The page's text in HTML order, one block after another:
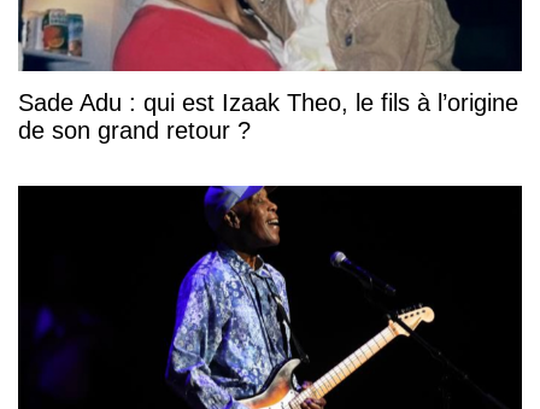
Sade Adu : qui est Izaak Theo, le fils à l’origine
de son grand retour ?